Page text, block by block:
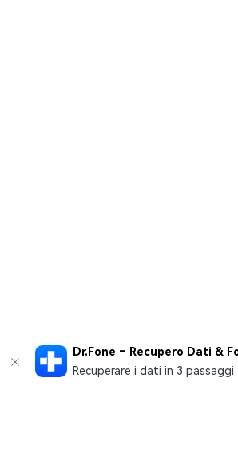
Dr.Fone – Recupero Dati &
Recuperare i dati in 3 passaggi